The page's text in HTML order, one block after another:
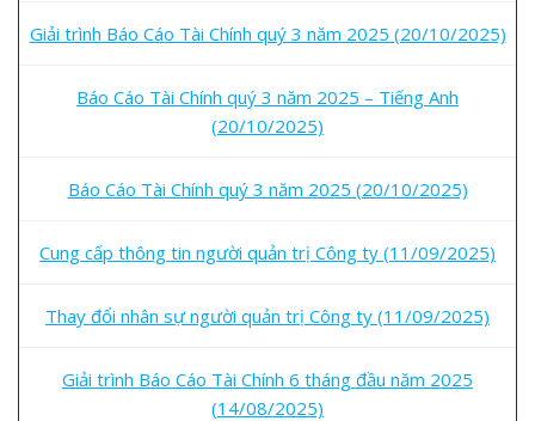
Giải trình Báo Cáo Tài Chính quý 3 năm 2025 (20/10/2025)
Báo Cáo Tài Chính quý 3 năm 2025 – Tiếng Anh
(20/10/2025)
Báo Cáo Tài Chính quý 3 năm 2025 (20/10/2025)
Cung cấp thông tin người quản trị Công ty (11/09/2025)
Thay đổi nhân sự người quản trị Công ty (11/09/2025)
Giải trình Báo Cáo Tài Chính 6 tháng đầu năm 2025
(14/08/2025)